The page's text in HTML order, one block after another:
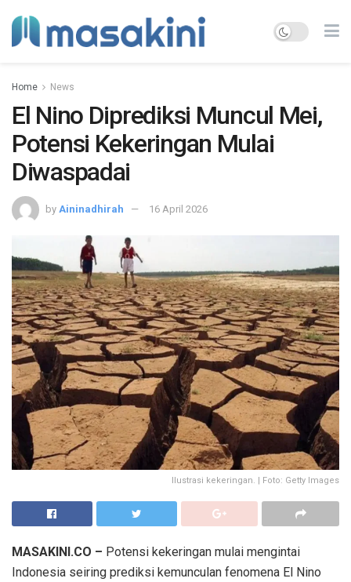
Home News
El Nino Diprediksi Muncul Mei,
Potensi Kekeringan Mulai
Diwaspadai
by Aininadhirah 16 April 2026
Ilustrasi kekeringan. | Foto: Getty Images
MASAKINI.CO – Potensi kekeringan mulai mengintai
Indonesia seiring prediksi kemunculan fenomena El Nino